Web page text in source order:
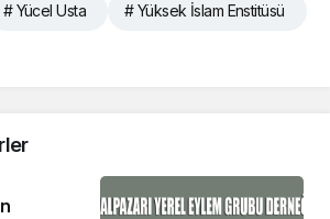
# Yücel Usta # Yüksek İslam Enstitüsü